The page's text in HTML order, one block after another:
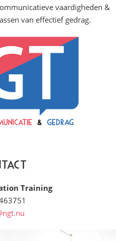
vaardigheden &
van effectief gedrag.
Training